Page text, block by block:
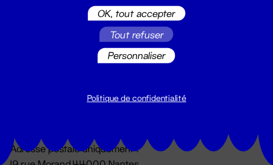
Du lundi au vendredi 14h → 18h
Adresse postale uniquement :
OK, tout accepter
Tout refuser
Personnaliser
Politique de confidentialité